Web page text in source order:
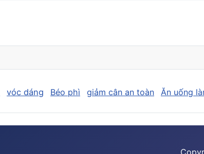
vóc dáng Béo phì giảm cân an toàn Ăn uống